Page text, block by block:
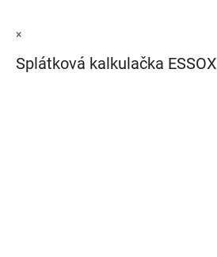
×
Splátková kalkulačka ESSOX